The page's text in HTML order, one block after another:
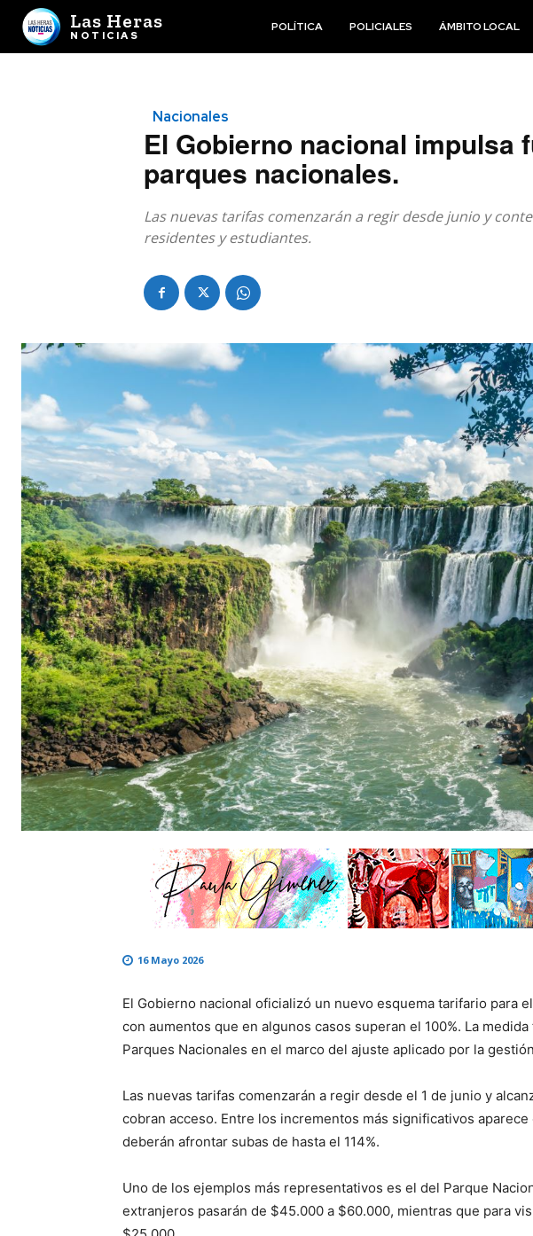
Las Heras
NOTICIAS
POLÍTICA POLICIALES ÁMBITO LOCAL
Nacionales
El Gobierno nacional impulsa
parques nacionales.
Las nuevas tarifas comenzarán a regir desde junio y
residentes y estudiantes.
16 Mayo 2026
El Gobierno nacional oficializó un nuevo esquema tarifario para
con aumentos que en algunos casos superan el 100%. La
Parques Nacionales en el marco del ajuste aplicado por la
Las nuevas tarifas comenzarán a regir desde el 1 de junio y
cobran acceso. Entre los incrementos más significativos
deberán afrontar subas de hasta el 114%.
Uno de los ejemplos más representativos es el del Parque
extranjeros pasarán de $45.000 a $60.000, mientras que para